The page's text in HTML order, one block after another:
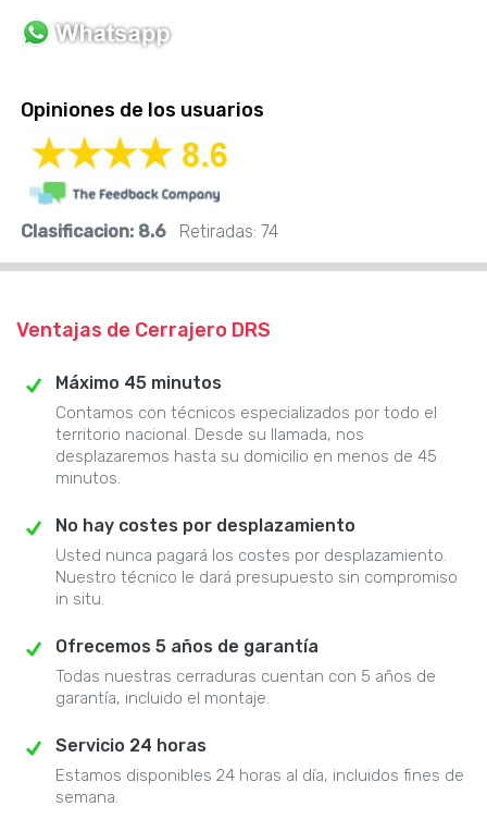
Opiniones de los usuarios
Clasificacion: 8.6 Retiradas: 74
Ventajas de Cerrajero DRS
Máximo 45 minutos
Contamos con técnicos especializados por todo el
territorio nacional. Desde su llamada, nos
desplazaremos hasta su domicilio en menos de 45
minutos.
No hay costes por desplazamiento
Usted nunca pagará los costes por desplazamiento.
Nuestro técnico le dará presupuesto sin compromiso
in situ.
Ofrecemos 5 años de garantía
Todas nuestras cerraduras cuentan con 5 años de
garantía, incluido el montaje.
Servicio 24 horas
Estamos disponibles 24 horas al día, incluidos fines de
semana.